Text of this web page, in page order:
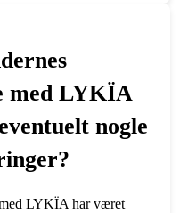
med LYKÏA
nogle
LYKÏA har været